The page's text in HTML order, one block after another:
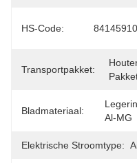
HS-Code:
Transportpakket:
Bladmateriaal:
Al-MG
Elektrische Stroomtype: